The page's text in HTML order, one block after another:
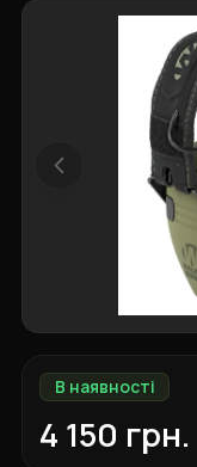
В наявності
4 150 грн.